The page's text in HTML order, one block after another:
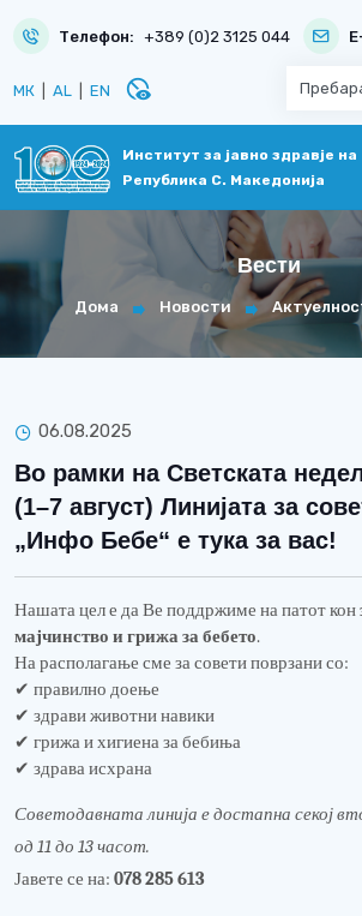
Телефон: +389 (0)2 3125 044
МК AL EN disabled_visible
Институт за јавно здравје на
Република С. Македонија
Вести
Дома Новости
06.08.2025
Во рамки на Светската
(1–7 август) Линијата за
„Инфо Бебе“ е тука за вас!
Нашата цел е даВе поддржиме на патот кон
мајчинство и грижа за бебето.
На располагање сме за совети поврзани со:
✔ правилно доење
✔ здрави животни навики
✔ грижа и хигиена за бебиња
✔ здрава исхрана
Советодавната линија е достапна секој
од 11 до 13 часот.
Јавете се на: 078 285 613